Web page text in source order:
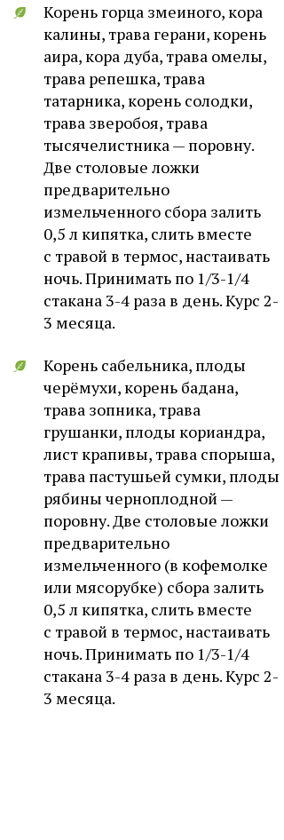
Корень горца змеиного, кора
калины, трава герани, корень
аира, кора дуба, трава омелы,
трава репешка, трава
татарника, корень солодки,
трава зверобоя, трава
тысячелистника — поровну.
Две столовые ложки
предварительно
измельченного сбора залить
0,5 л кипятка, слить вместе
с травой в термос, настаивать
ночь. Принимать по 1/3-1/4
стакана 3-4 раза в день. Курс 2-
3 месяца.
Корень сабельника, плоды
черёмухи, корень бадана,
трава зопника, трава
грушанки, плоды кориандра,
лист крапивы, трава спорыша,
трава пастушьей сумки, плоды
рябины черноплодной —
поровну. Две столовые ложки
предварительно
измельченного (в кофемолке
или мясорубке) сбора залить
0,5 л кипятка, слить вместе
с травой в термос, настаивать
ночь. Принимать по 1/3-1/4
стакана 3-4 раза в день. Курс 2-
3 месяца.